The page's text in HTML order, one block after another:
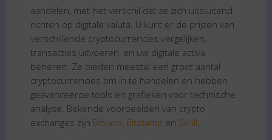
aandelen, met het verschil dat ze zich uitsluitend
richten op digitale valuta. U kunt er de prijzen van
verschillende cryptocurrencies vergelijken,
transacties uitvoeren, en uw digitale activa
beheren. Ze bieden meestal een groot aantal
cryptocurrencies om in te handelen en hebben
geavanceerde tools en grafieken voor technische
analyse. Bekende voorbeelden van crypto
exchanges zijn Bitvavo, Bitstamp en Skrill.